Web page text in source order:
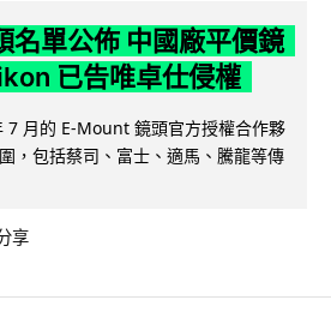
名單公佈 中國廠平價鏡
已告唯卓仕侵權
7 月的 E-Mount 鏡頭官方授權合作夥
，包括蔡司、富士、適馬、騰龍等傳
享